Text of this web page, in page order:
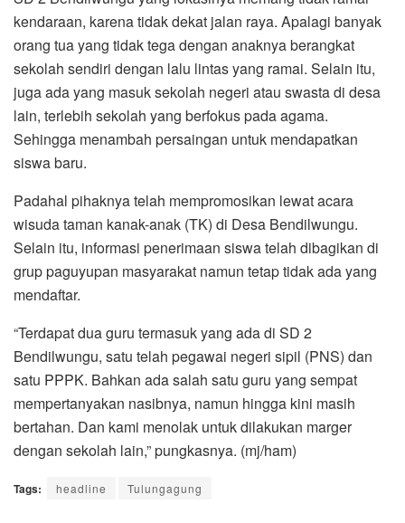
kendaraan, karena tidak dekat jalan raya. Apalagi banyak
orang tua yang tidak tega dengan anaknya berangkat
sekolah sendiri dengan lalu lintas yang ramai. Selain itu,
juga ada yang masuk sekolah negeri atau swasta di desa
lain, terlebih sekolah yang berfokus pada agama.
Sehingga menambah persaingan untuk mendapatkan
siswa baru.
Padahal pihaknya telah mempromosikan lewat acara
wisuda taman kanak-anak (TK) di Desa Bendilwungu.
Selain itu, informasi penerimaan siswa telah dibagikan di
grup paguyupan masyarakat namun tetap tidak ada yang
mendaftar.
“Terdapat dua guru termasuk yang ada di SD 2
Bendilwungu, satu telah pegawai negeri sipil (PNS) dan
satu PPPK. Bahkan ada salah satu guru yang sempat
mempertanyakan nasibnya, namun hingga kini masih
bertahan. Dan kami menolak untuk dilakukan marger
dengan sekolah lain,” pungkasnya. (mj/ham)
Tags: headline Tulungagung